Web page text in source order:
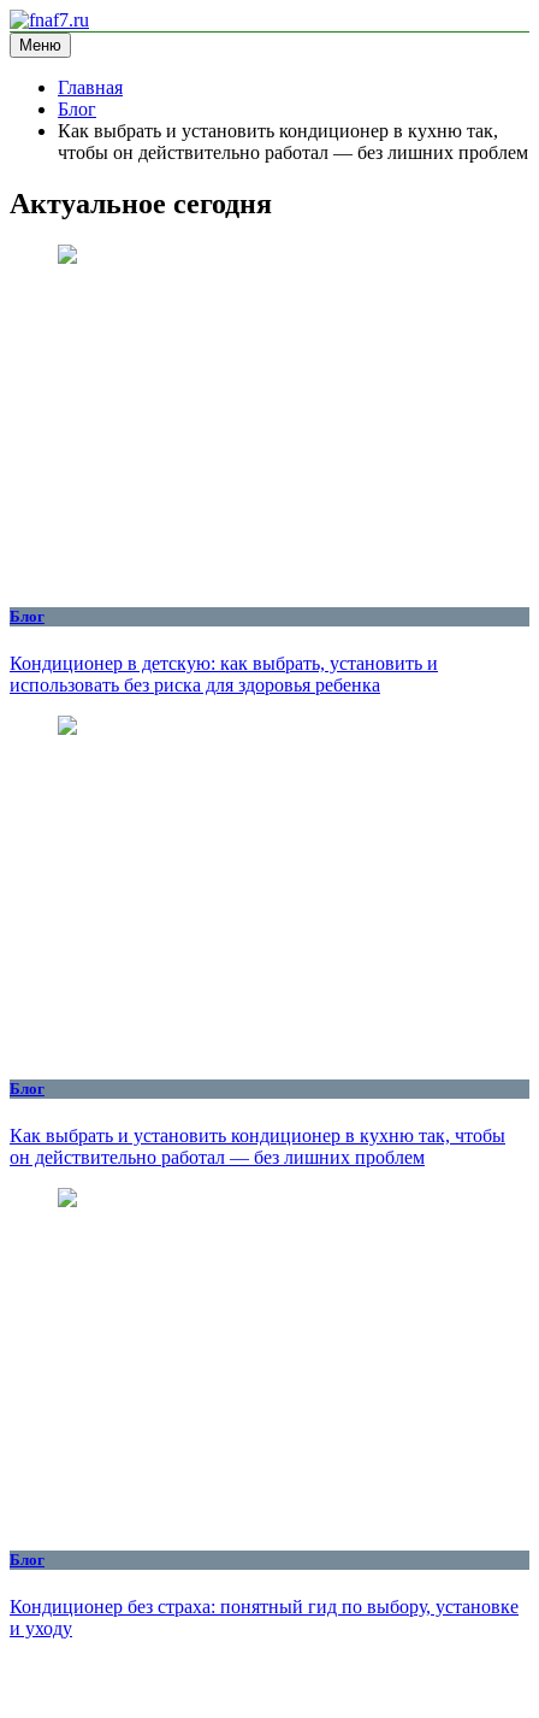
Перейти
к
содержимому
fnaf7.ru
информационный сайт
Меню
Главная
Блог
Как выбрать и установить кондиционер в кухню так,
чтобы он действительно работал — без лишних проблем
Актуальное сегодня
Блог
Кондиционер в детскую: как выбрать, установить и
использовать без риска для здоровья ребенка
Блог
Как выбрать и установить кондиционер в кухню так, чтобы
он действительно работал — без лишних проблем
Блог
Кондиционер без страха: понятный гид по выбору, установке
и уходу